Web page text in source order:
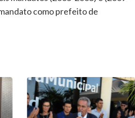
como prefeito de